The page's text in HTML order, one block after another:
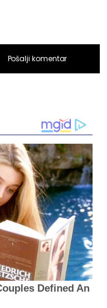
Pošalji komentar
Defined An